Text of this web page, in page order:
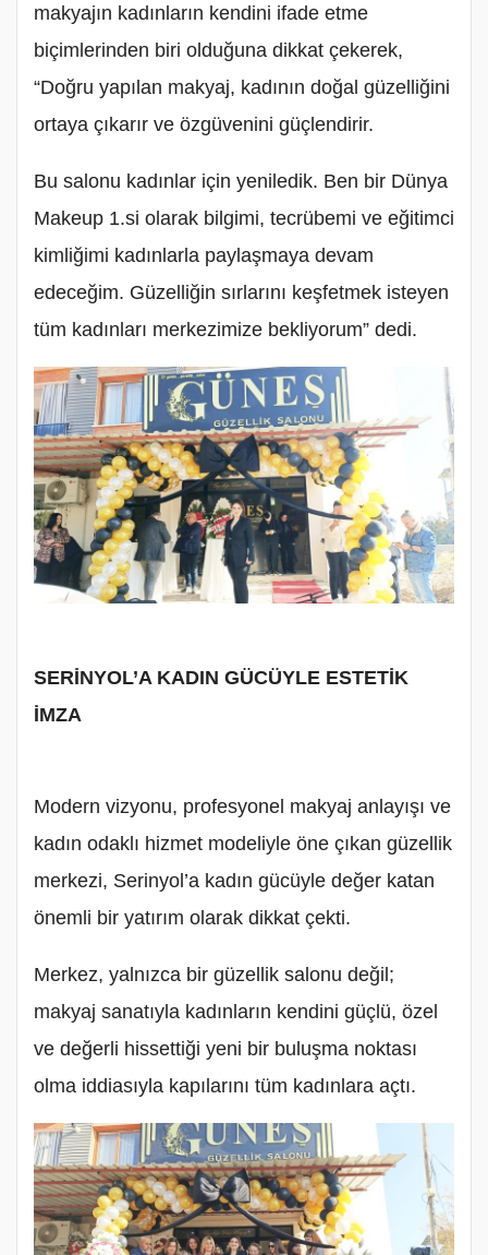
makyajın kadınların kendini ifade etme
biçimlerinden biri olduğuna dikkat çekerek,
“Doğru yapılan makyaj, kadının doğal güzelliğini
ortaya çıkarır ve özgüvenini güçlendirir.
Bu salonu kadınlar için yeniledik. Ben bir Dünya
Makeup 1.si olarak bilgimi, tecrübemi ve eğitimci
kimliğimi kadınlarla paylaşmaya devam
edeceğim. Güzelliğin sırlarını keşfetmek isteyen
tüm kadınları merkezimize bekliyorum” dedi.
SERİNYOL’A KADIN GÜCÜYLE ESTETİK
İMZA
Modern vizyonu, profesyonel makyaj anlayışı ve
kadın odaklı hizmet modeliyle öne çıkan güzellik
merkezi, Serinyol’a kadın gücüyle değer katan
önemli bir yatırım olarak dikkat çekti.
Merkez, yalnızca bir güzellik salonu değil;
makyaj sanatıyla kadınların kendini güçlü, özel
ve değerli hissettiği yeni bir buluşma noktası
olma iddiasıyla kapılarını tüm kadınlara açtı.